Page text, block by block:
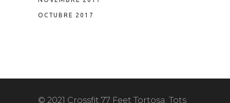
OCTUBRE 2017
© 2021 Crossfit 77 Feet Tortosa. Tots